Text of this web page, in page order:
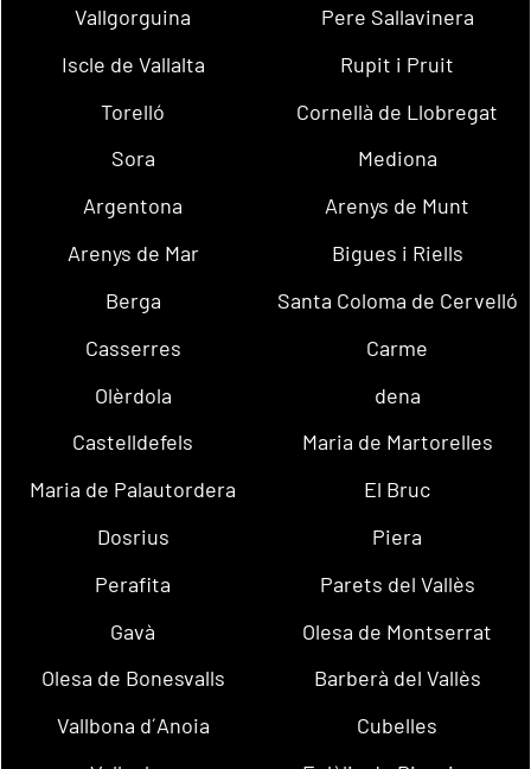
Vallgorguina
Pere Sallavinera
Iscle de Vallalta
Rupit i Pruit
Torelló
Cornellà de Llobregat
Sora
Mediona
Argentona
Arenys de Munt
Arenys de Mar
Bigues i Riells
Berga
Santa Coloma de Cervelló
Casserres
Carme
Olèrdola
dena
Castelldefels
Maria de Martorelles
Maria de Palautordera
El Bruc
Dosrius
Piera
Perafita
Parets del Vallès
Gavà
Olesa de Montserrat
Olesa de Bonesvalls
Barberà del Vallès
Vallbona d´Anoia
Cubelles